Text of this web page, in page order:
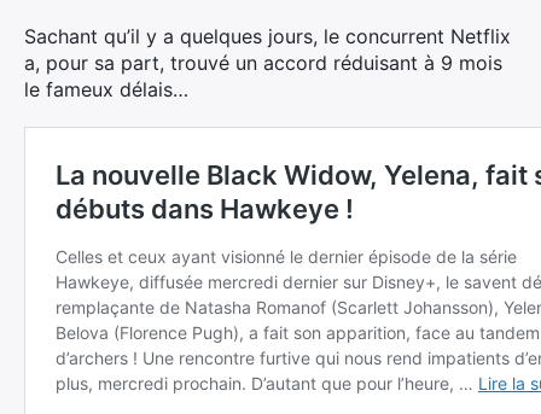
Sachant qu’il y a quelques jours, le concurrent Netflix
a, pour sa part, trouvé un accord réduisant à 9 mois
le fameux délais…